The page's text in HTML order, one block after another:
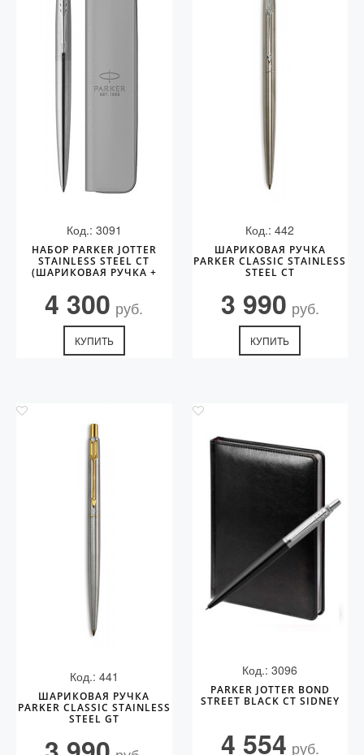
Код.: 3091
НАБОР PARKER JOTTER
STAINLESS STEEL CT
(ШАРИКОВАЯ РУЧКА +
4 300 руб.
КУПИТЬ
Код.: 442
ШАРИКОВАЯ РУЧКА
PARKER CLASSIC STAINLESS
STEEL CT
3 990 руб.
КУПИТЬ
Код.: 441
ШАРИКОВАЯ РУЧКА
PARKER CLASSIC STAINLESS
STEEL GT
Код.: 3096
PARKER JOTTER BOND
STREET BLACK CT SIDNEY
4 554 руб.